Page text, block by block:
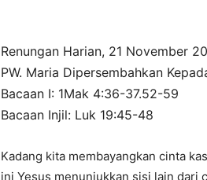
Renungan Harian, 21 November
PW. Maria Dipersembahkan
Bacaan I: 1Mak 4:36-37.52-59
Bacaan Injil: Luk 19:45-48
Kadang kita membayangkan cinta
ini Yesus menunjukkan sisi lain dari